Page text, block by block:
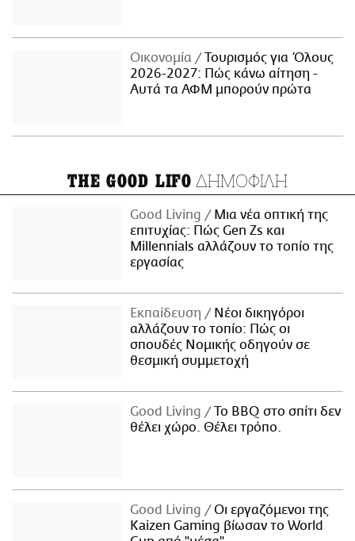
Οικονομία
Τουρισμός για Όλους
2026-2027: Πώς κάνω αίτηση -
Αυτά τα ΑΦΜ μπορούν πρώτα
THE GOOD LIFO ΔΗΜΟΦΙΛΗ
Good Living
Μια νέα οπτική της
επιτυχίας: Πώς Gen Zs και
Millennials αλλάζουν το τοπίο της
εργασίας
Εκπαίδευση
Νέοι δικηγόροι
αλλάζουν το τοπίο: Πώς οι
σπουδές Νομικής οδηγούν σε
θεσμική συμμετοχή
Good Living
Το BBQ στο σπίτι δεν
θέλει χώρο. Θέλει τρόπο.
Good Living
Οι εργαζόμενοι της
Kaizen Gaming βίωσαν το World